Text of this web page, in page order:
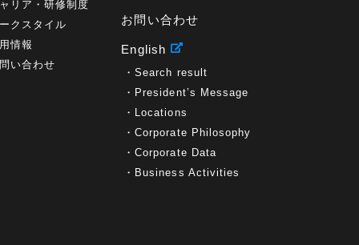
リア・研修制度
クスタイル
情報
い合わせ
お問い合わせ
English
Search result
President’s Message
Locations
Corporate Philosophy
Corporate Data
Business Activities